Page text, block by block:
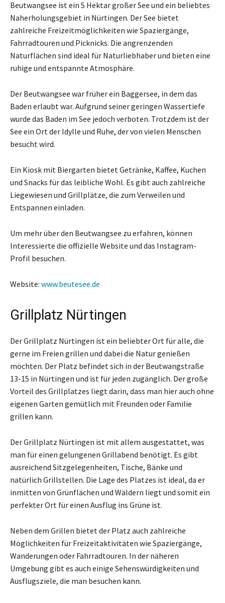
Beutwangsee ist ein 5 Hektar großer See und ein beliebtes
Naherholungsgebiet in Nürtingen. Der See bietet
zahlreiche Freizeitmöglichkeiten wie Spaziergänge,
Fahrradtouren und Picknicks. Die angrenzenden
Naturflächen sind ideal für Naturliebhaber und bieten eine
ruhige und entspannte Atmosphäre.
Der Beutwangsee war früher ein Baggersee, in dem das
Baden erlaubt war. Aufgrund seiner geringen Wassertiefe
wurde das Baden im See jedoch verboten. Trotzdem ist der
See ein Ort der Idylle und Ruhe, der von vielen Menschen
besucht wird.
Ein Kiosk mit Biergarten bietet Getränke, Kaffee, Kuchen
und Snacks für das leibliche Wohl. Es gibt auch zahlreiche
Liegewiesen und Grillplätze, die zum Verweilen und
Entspannen einladen.
Um mehr über den Beutwangsee zu erfahren, können
Interessierte die offizielle Website und das Instagram-
Profil besuchen.
Website: www.beutesee.de
Grillplatz Nürtingen
Der Grillplatz Nürtingen ist ein beliebter Ort für alle, die
gerne im Freien grillen und dabei die Natur genießen
möchten. Der Platz befindet sich in der Beutwangstraße
13-15 in Nürtingen und ist für jeden zugänglich. Der große
Vorteil des Grillplatzes liegt darin, dass man hier auch ohne
eigenen Garten gemütlich mit Freunden oder Familie
grillen kann.
Der Grillplatz Nürtingen ist mit allem ausgestattet, was
man für einen gelungenen Grillabend benötigt. Es gibt
ausreichend Sitzgelegenheiten, Tische, Bänke und
natürlich Grillstellen. Die Lage des Platzes ist ideal, da er
inmitten von Grünflächen und Wäldern liegt und somit ein
perfekter Ort für einen Ausflug ins Grüne ist.
Neben dem Grillen bietet der Platz auch zahlreiche
Möglichkeiten für Freizeitaktivitäten wie Spaziergänge,
Wanderungen oder Fahrradtouren. In der näheren
Umgebung gibt es auch einige Sehenswürdigkeiten und
Ausflugsziele, die man besuchen kann.